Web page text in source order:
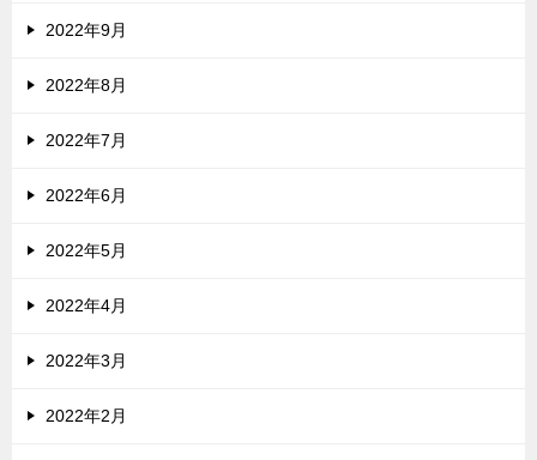
2022年9月
2022年8月
2022年7月
2022年6月
2022年5月
2022年4月
2022年3月
2022年2月